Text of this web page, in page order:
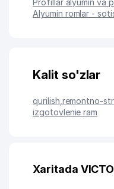
Profillar alyumin va
Alyumin romlar -
Kalit so'zlar
qurilish remontno-
izgotovlenie ram
Xaritada